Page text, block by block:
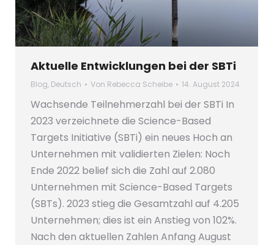
Aktuelle Entwicklungen bei der SBTi
Blog, Deutsch Von Rebecca Scheibe 14. August 2024
Wachsende Teilnehmerzahl bei der SBTi In
2023 verzeichnete die Science-Based
Targets Initiative (SBTi) ein neues Hoch an
Unternehmen mit validierten Zielen: Noch
Ende 2022 belief sich die Zahl auf 2.080
Unternehmen mit Science-Based Targets
(SBTs). 2023 stieg die Gesamtzahl auf 4.205
Unternehmen; dies ist ein Anstieg von 102%.
Nach den aktuellen Zahlen Anfang August